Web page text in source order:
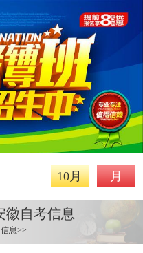
月
10月
徽自考信息
息>>